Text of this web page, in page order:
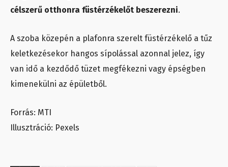
célszerű otthonra füstérzékelőt beszerezni.
A szoba közepén a plafonra szerelt füstérzékelő a tűz
keletkezésekor hangos sípolással azonnal jelez, így
van idő a kezdődő tüzet megfékezni vagy épségben
kimenekülni az épületből.
Forrás: MTI
Illusztráció: Pexels